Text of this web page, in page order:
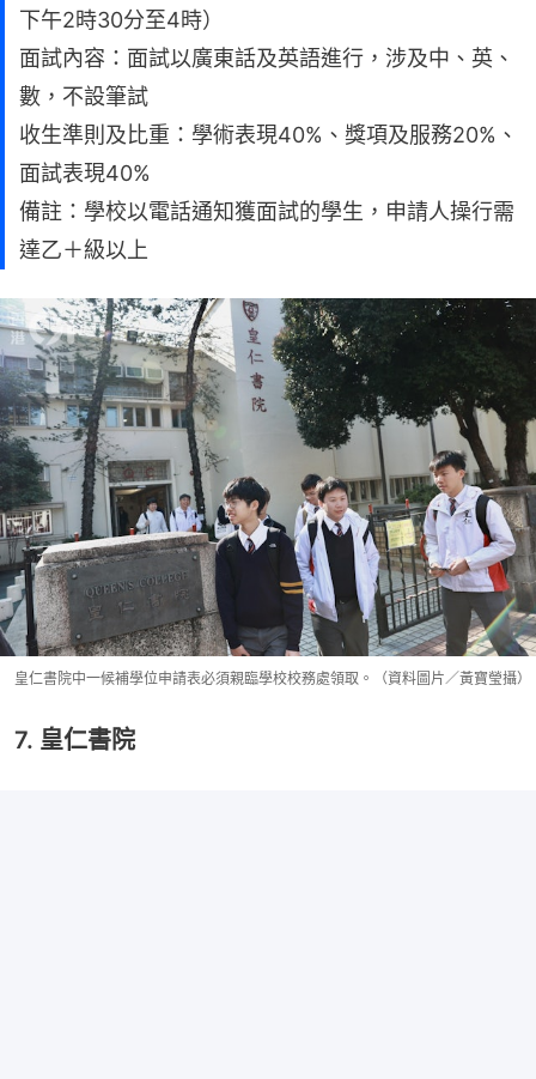
下午2時30分至4時）
面試內容：面試以廣東話及英語進行，涉及中、英、
數，不設筆試
收生準則及比重：學術表現40%、獎項及服務20%、
面試表現40%
備註：學校以電話通知獲面試的學生，申請人操行需
達乙＋級以上
皇仁書院中一候補學位申請表必須親臨學校校務處領取。（資料圖片／黃寶瑩攝）
7. 皇仁書院